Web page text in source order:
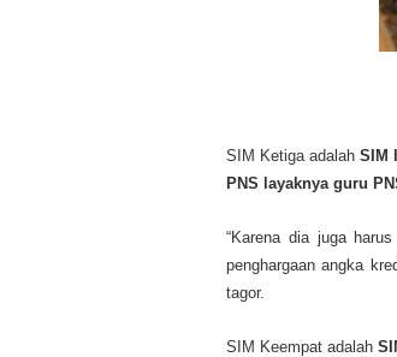
SIM Ketiga adalah SIM
PNS layaknya guru
“Karena dia juga
penghargaan angka
tagor.
SIM Keempat adalah